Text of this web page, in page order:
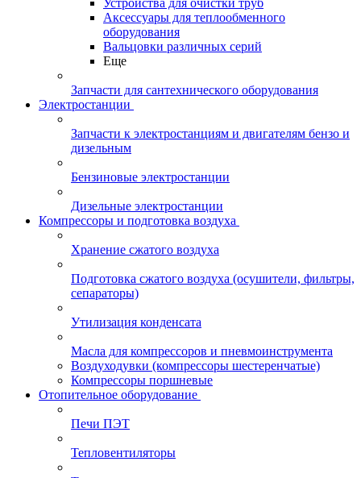
Устройства для очистки труб
Аксессуары для теплообменного
оборудования
Вальцовки различных серий
Еще
Запчасти для сантехнического оборудования
Электростанции
Запчасти к электростанциям и двигателям бензо и
дизельным
Бензиновые электростанции
Дизельные электростанции
Компрессоры и подготовка воздуха
Хранение сжатого воздуха
Подготовка сжатого воздуха (осушители, фильтры,
сепараторы)
Утилизация конденсата
Масла для компрессоров и пневмоинструмента
Воздуходувки (компрессоры шестеренчатые)
Компрессоры поршневые
Отопительное оборудование
Печи ПЭТ
Тепловентиляторы